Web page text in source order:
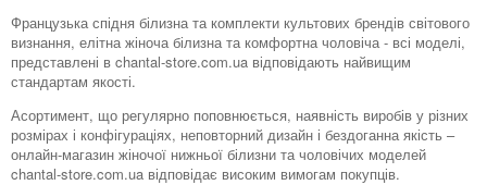
Французька спідня білизна та комплекти культових брендів світового
визнання, елітна жіноча білизна та комфортна чоловіча - всі моделі,
представлені в chantal-store.com.ua відповідають найвищим
стандартам якості.
Асортимент, що регулярно поповнюється, наявність виробів у різних
розмірах і конфігураціях, неповторний дизайн і бездоганна якість –
онлайн-магазин жіночої нижньої білизни та чоловічих моделей
chantal-store.com.ua відповідає високим вимогам покупців.